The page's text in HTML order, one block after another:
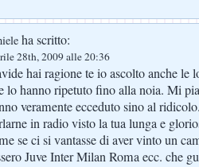
ha scritto:
28th, 2009 alle 20:36
hai ragione te io ascolto anche le
lo hanno ripetuto fino alla noia. Mi
veramente ecceduto sino al
in radio visto la tua lunga e
se ci si vantasse di aver vinto un
Juve Inter Milan Roma ecc. che